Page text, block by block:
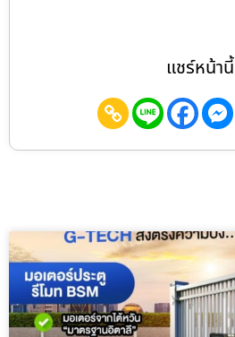
แชร์หน้านี้